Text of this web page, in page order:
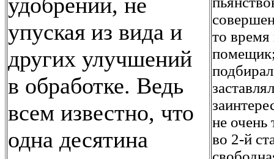
удобрении, не
упуская из вида и
других улучшений
в обработке. Ведь
всем известно, что
одна десятина
то
не очень
во 2-й